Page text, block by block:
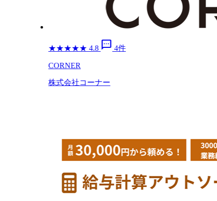
★★★★★ 4.8 sms 4件
CORNER
株式会社コーナー